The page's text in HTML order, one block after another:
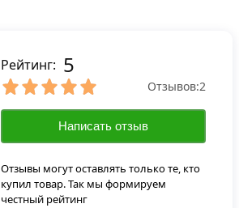
Рейтинг: 5
Отзывов:2
Написать отзыв
Отзывы могут оставлять только те, кто
купил товар. Так мы формируем
честный рейтинг